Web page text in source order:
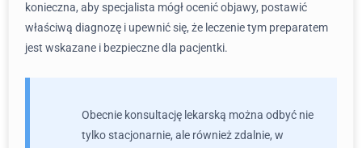
konieczna, aby specjalista mógł ocenić objawy, postawić
właściwą diagnozę i upewnić się, że leczenie tym preparatem
jest wskazane i bezpieczne dla pacjentki.
Obecnie konsultację lekarską można odbyć nie
tylko stacjonarnie, ale również zdalnie, w